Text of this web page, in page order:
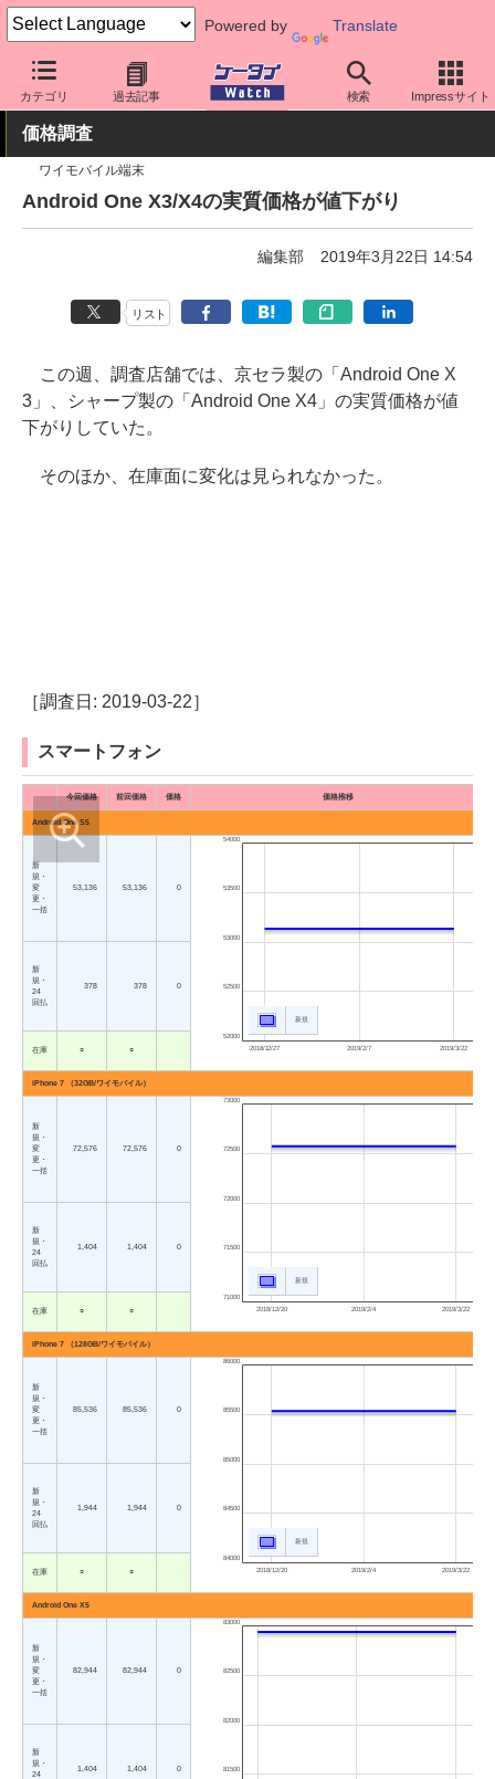
Powered by Translate
カテゴリ 過去記事 検索 Impressサイト
ケータイ Watch 業界動向 調査
価格調査
ワイモバイル端末
Android One X3/X4の実質価格が値下がり
編集部 2019年3月22日 14:54
リスト
この週、調査店舗では、京セラ製の「Android One X
3」、シャープ製の「Android One X4」の実質価格が値
下がりしていた。
そのほか、在庫面に変化は見られなかった。
［調査日: 2019-03-22］
スマートフォン
今回価格 前回価格 価格 価格推移
Android One S5
新
規・
変
更・
一括
53,136 53,136 0
2018/12/27 2019/2/7 2019/3/22
52000
52500
53000
53500
54000
新規
新
規・
24
回払
378 378 0
在庫 ○ ○
iPhone 7 （32GB/ワイモバイル）
新
規・
変
更・
一括
72,576 72,576 0
2018/12/20 2019/2/4 2019/3/22
71000
71500
72000
72500
73000
新規
新
規・
24
回払
1,404 1,404 0
在庫 ○ ○
iPhone 7 （128GB/ワイモバイル）
新
規・
変
更・
一括
85,536 85,536 0
2018/12/20 2019/2/4 2019/3/22
84000
84500
85000
85500
86000
新規
新
規・
24
回払
1,944 1,944 0
在庫 ○ ○
Android One X5
新
規・
変
更・
一括
82,944 82,944 0
81500
82000
82500
83000
新
規・
24
1,404 1,404 0